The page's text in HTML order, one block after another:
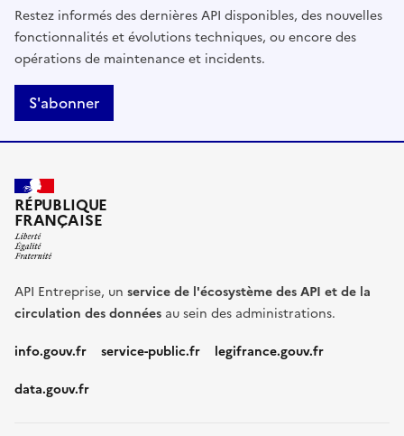
Restez informés des dernières API disponibles, des nouvelles
fonctionnalités et évolutions techniques, ou encore des
opérations de maintenance et incidents.
S'abonner
RÉPUBLIQUE
FRANÇAISE
API Entreprise, un service de l'écosystème des API et de la
circulation des données au sein des administrations.
info.gouv.fr
service-public.fr
legifrance.gouv.fr
data.gouv.fr